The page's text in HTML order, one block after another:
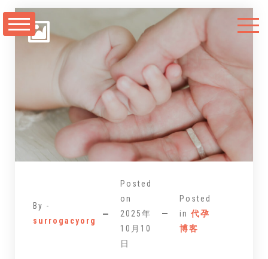
至
By -
surrogacyorg
Posted
on
2025年
10月10
日
Posted
in代孕
博客